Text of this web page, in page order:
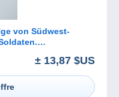
von Südwest-
± 13,87 $US